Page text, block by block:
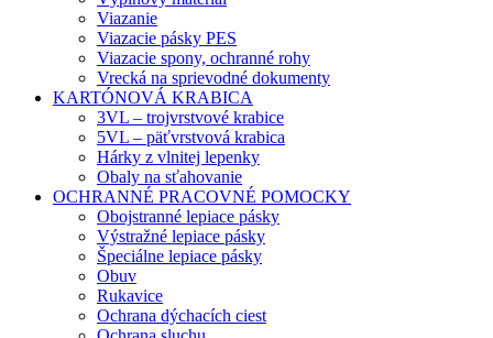
Viazanie
Viazacie pásky PES
Viazacie spony, ochranné rohy
Vrecká na sprievodné dokumenty
KARTÓNOVÁ KRABICA
3VL – trojvrstvové krabice
5VL – päťvrstvová krabica
Hárky z vlnitej lepenky
Obaly na sťahovanie
OCHRANNÉ PRACOVNÉ POMOCKY
Obojstranné lepiace pásky
Výstražné lepiace pásky
Špeciálne lepiace pásky
Obuv
Rukavice
Ochrana dýchacích ciest